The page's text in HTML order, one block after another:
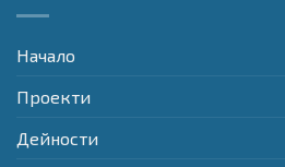
Начало
Проекти
Дейности